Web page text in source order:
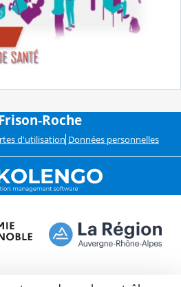
Roche
d'utilisation Données personnelles